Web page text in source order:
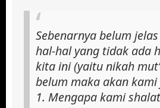
Sebenarnya belum
hal-hal yang tidak ada
kita ini (yaitu nikah
belum maka akan
1. Mengapa kami